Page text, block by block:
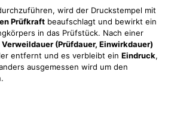
wird der Druckstempel mit
Prüfkraft beaufschlagt und bewirkt ein
in das Prüfstück. Nach einer
Verweildauer (Prüfdauer, Einwirkdauer)
entfernt und es verbleibt ein Eindruck,
ausgemessen wird um den